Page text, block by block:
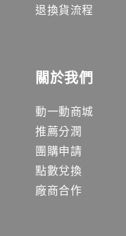
退換貨流程
關於我們
動一動商城
推薦分潤
團購申請
點數兌換
廠商合作